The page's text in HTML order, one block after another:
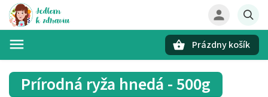
Prázdny košík
Prírodná ryža hnedá - 500g